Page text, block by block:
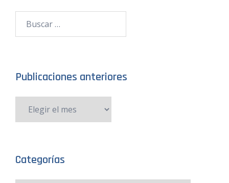
Publicaciones anteriores
Categorías